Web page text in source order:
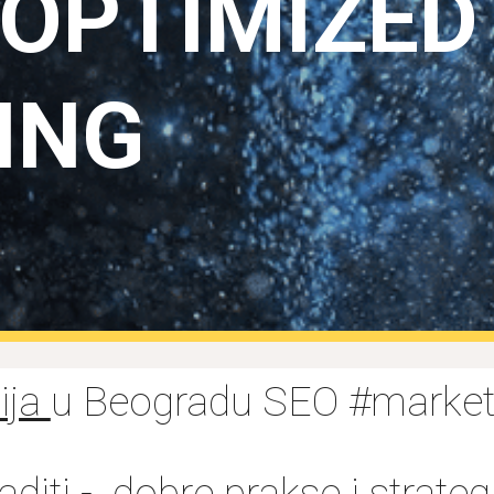
u Beogradu SEO